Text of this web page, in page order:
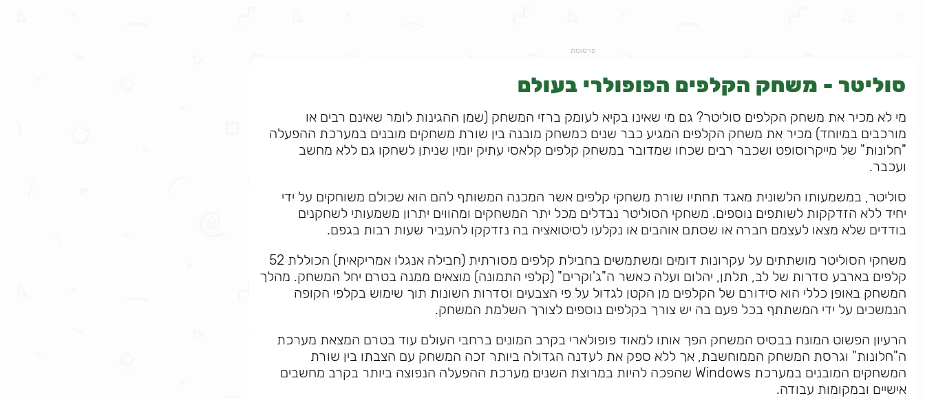
פרסומת
סוליטר - משחק הקלפים הפופולרי בעולם
מי לא מכיר את משחק הקלפים סוליטר? גם מי שאינו בקיא לעומק ברזי המשחק (שמן ההגינות לומר שאינם רבים או
מורכבים במיוחד) מכיר את משחק הקלפים המגיע כבר שנים כמשחק מובנה בין שורת משחקים מובנים במערכת ההפעלה
"חלונות" של מייקרוסופט ושכבר רבים שכחו שמדובר במשחק קלפים קלאסי עתיק יומין שניתן לשחקו גם ללא מחשב
ועכבר.
סוליטר, במשמעותו הלשונית מאגד תחתיו שורת משחקי קלפים אשר המכנה המשותף להם הוא שכולם משוחקים על ידי
יחיד ללא הזדקקות לשותפים נוספים. משחקי הסוליטר נבדלים מכל יתר המשחקים ומהווים יתרון משמעותי לשחקנים
בודדים שלא מצאו לעצמם חברה או שסתם אוהבים או נקלעו לסיטואציה בה נזדקקו להעביר שעות רבות בגפם.
משחקי הסוליטר מושתתים על עקרונות דומים ומשתמשים בחבילת קלפים מסורתית (חבילה אנגלו אמריקאית) הכוללת 52
קלפים בארבע סדרות של לב, תלתן, יהלום ועלה כאשר ה"ג'וקרים" (קלפי התמונה) מוצאים ממנה בטרם יחל המשחק. מהלך
המשחק באופן כללי הוא סידורם של הקלפים מן הקטן לגדול על פי הצבעים וסדרות השונות תוך שימוש בקלפי הקופה
הנמשכים על ידי המשתתף בכל פעם בה יש צורך בקלפים נוספים לצורך השלמת המשחק.
הרעיון הפשוט המונח בבסיס המשחק הפך אותו למאוד פופולארי בקרב המונים ברחבי העולם עוד בטרם המצאת מערכת
ה"חלונות" וגרסת המשחק הממוחשבת, אך ללא ספק את לעדנה הגדולה ביותר זכה המשחק עם הצבתו בין שורת
המשחקים המובנים במערכת Windows שהפכה להיות במרוצת השנים מערכת ההפעלה הנפוצה ביותר בקרב מחשבים
אישיים ובמקומות עבודה.